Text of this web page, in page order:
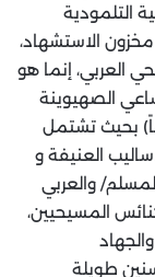
التلمودية
الاستشهاد،
العربي، إنما هو
الصهيوينة
بحيث تشتمل
العنيفة و
والعربي
المسيحيين،
طويلة